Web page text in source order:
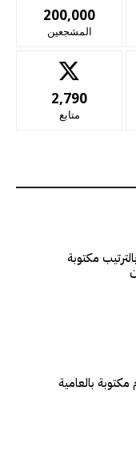
200,000
المشجعين
2,790
متابع
مكتوبة
بالعامية